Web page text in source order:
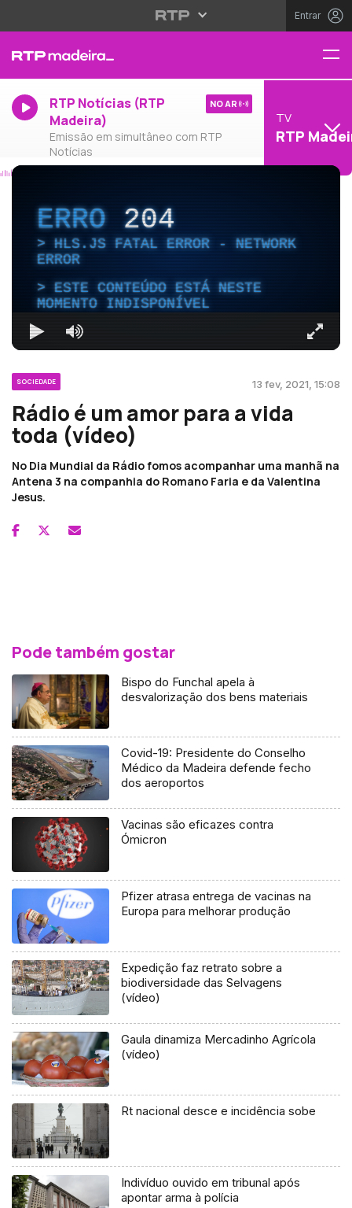
Entrar
RTP Notícias (RTP
Madeira)
Emissão em simultâneo com RTP
Notícias
NO AR
TV
RTP
ERRO204
HLS.JS FATAL ERROR - NETWORK
ERROR
ESTE CONTEÚDO ESTÁ NESTE
MOMENTO INDISPONÍVEL
SOCIEDADE 13 fev, 2021, 15:08
Rádio é um amor para a vida
toda (vídeo)
No Dia Mundial da Rádio fomos acompanhar uma manhã na
Antena 3 na companhia do Romano Faria e da Valentina
Jesus.
Pode também gostar
Bispo do Funchal apela à
desvalorização dos bens materiais
Covid-19: Presidente do Conselho
Médico da Madeira defende fecho
dos aeroportos
Vacinas são eficazes contra
Ómicron
Pfizer atrasa entrega de vacinas na
Europa para melhorar produção
Expedição faz retrato sobre a
biodiversidade das Selvagens
(vídeo)
Gaula dinamiza Mercadinho Agrícola
(vídeo)
Rt nacional desce e incidência sobe
Indivíduo ouvido em tribunal após
apontar arma à polícia